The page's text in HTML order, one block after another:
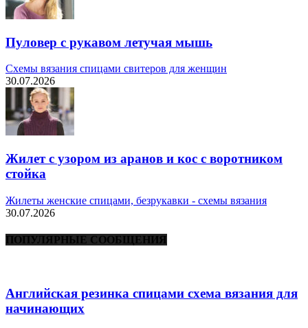
Пуловер с рукавом летучая мышь
Схемы вязания спицами свитеров для женщин
30.07.2026
Жилет с узором из аранов и кос с воротником
стойка
Жилеты женские спицами, безрукавки - схемы вязания
30.07.2026
ПОПУЛЯРНЫЕ СООБЩЕНИЯ
Английская резинка спицами схема вязания для
начинающих